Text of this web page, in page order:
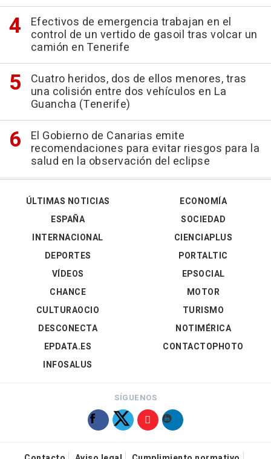
Efectivos de emergencia trabajan en el
control de un vertido de gasoil tras volcar un
camión en Tenerife
Cuatro heridos, dos de ellos menores, tras
una colisión entre dos vehículos en La
Guancha (Tenerife)
El Gobierno de Canarias emite
recomendaciones para evitar riesgos para la
salud en la observación del eclipse
ÚLTIMAS NOTICIAS
ESPAÑA
INTERNACIONAL
DEPORTES
VÍDEOS
ECONOMÍA
SOCIEDAD
CIENCIAPLUS
PORTALTIC
EPSOCIAL
CHANCE
CULTURAOCIO
DESCONECTA
EPDATA.ES
INFOSALUS
MOTOR
TURISMO
NOTIMÉRICA
CONTACTOPHOTO
SÍGUENOS